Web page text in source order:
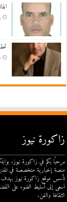
زاكورة نيوز
مرحبًا بكم في زاكورة نيوز،
منصة إخبارية متخصصة في
تأسس موقع زاكورة نيوز بهدف
نسعى إلى تسليط الضوء على
الثقافة والفن.